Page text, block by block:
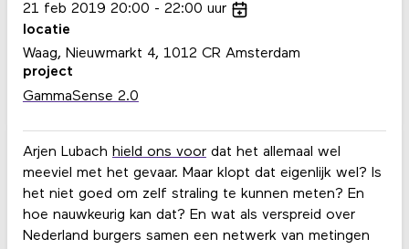
Arjen Lubach hield ons voordat het allemaal wel
meeviel met het gevaar. Maar klopt dat eigenlijk wel? Is
het niet goed om zelf straling te kunnen meten? En
hoe nauwkeurig kan dat? En wat als verspreid over
Nederland burgers samen een netwerk van metingen
21 feb 2019 20:00 22:00 uur
locatie
Waag, Nieuwmarkt 4, 1012 CR Amsterdam
project
GammaSense 2.0